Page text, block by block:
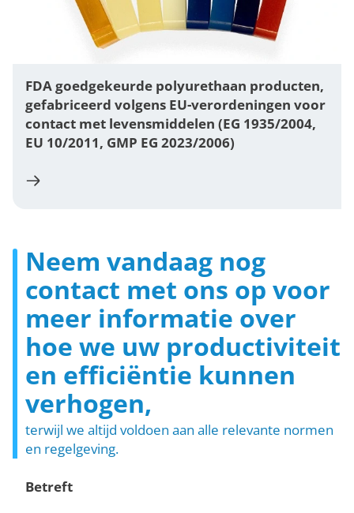
FDA goedgekeurde polyurethaan producten,
gefabriceerd volgens EU-verordeningen voor
contact met levensmiddelen (EG 1935/2004,
EU 10/2011, GMP EG 2023/2006)
Neem vandaag nog
contact met ons op voor
meer informatie over
hoe we uw productiviteit
en efficiëntie kunnen
verhogen,
terwijl we altijd voldoen aan alle relevante normen
en regelgeving.
Betreft